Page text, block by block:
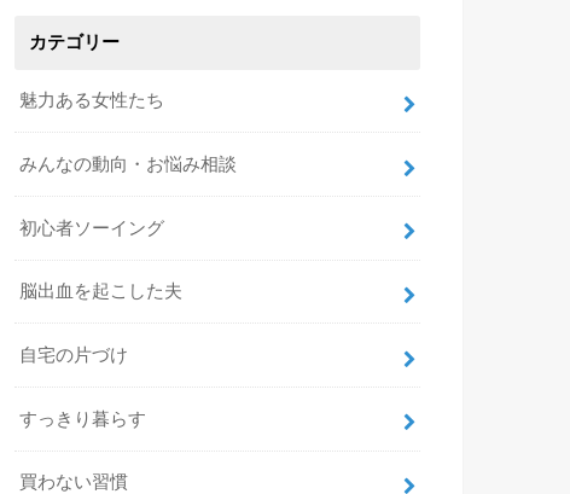
カテゴリー
魅力ある女性たち
みんなの動向・お悩み相談
初心者ソーイング
脳出血を起こした夫
自宅の片づけ
すっきり暮らす
買わない習慣